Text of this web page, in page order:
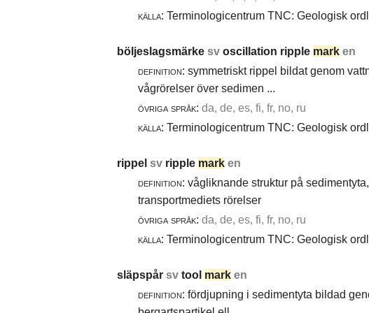
källa: Terminologicentrum TNC: Geologisk
böljeslagsmärke sv oscillation ripple mark en
definition: symmetriskt rippel bildat genom
vågrörelser över sedimen ...
övriga språk: da, de, es, fi, fr, no, ru
källa: Terminologicentrum TNC: Geologisk
rippel sv ripple mark en
definition: vågliknande struktur på
transportmediets rörelser
övriga språk: da, de, es, fi, fr, no, ru
källa: Terminologicentrum TNC: Geologisk
släpspår sv tool mark en
definition: fördjupning i sedimentyta bildad